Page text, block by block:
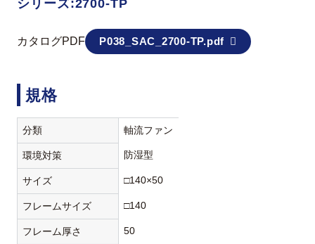
シリーズ:2700-TP
カタログPDF P038_SAC_2700-TP.pdf
規格
分類 軸流ファン
環境対策 防湿型
サイズ □140×50
フレームサイズ □140
フレーム厚さ 50